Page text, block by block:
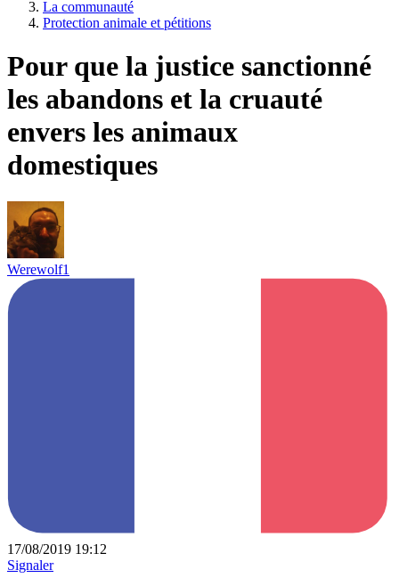
La communauté
Protection animale et pétitions
Pour que la justice sanctionné
les abandons et la cruauté
envers les animaux
domestiques
Werewolf1
17/08/2019 19:12
Signaler